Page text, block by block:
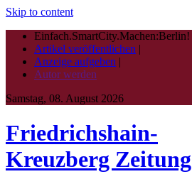
Skip to content
Einfach.SmartCity.Machen:Berlin!
Artikel veröffentlichen |
Anzeige aufgeben |
Autor werden
Samstag, 08. August 2026
Friedrichshain-
Kreuzberg Zeitung